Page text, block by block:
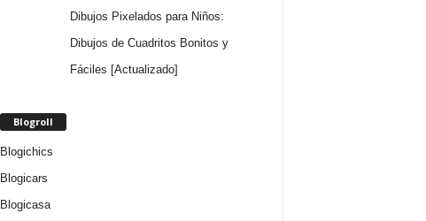
Dibujos Pixelados para Niños:
Dibujos de Cuadritos Bonitos y
Fáciles [Actualizado]
Blogroll
Blogichics
Blogicars
Blogicasa